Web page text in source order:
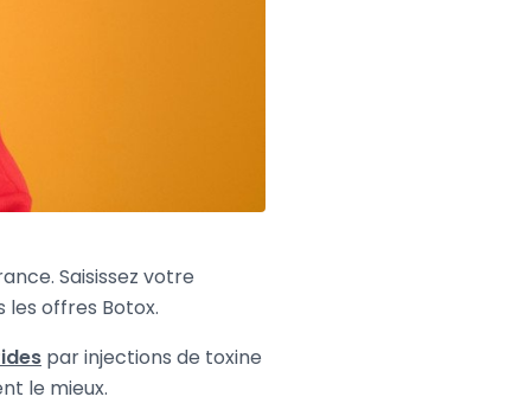
Saisissez votre
les offres Botox.
par injections de toxine
le mieux.